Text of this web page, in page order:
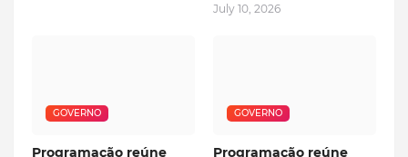
July 10, 2026
GOVERNO
Programação reúne
GOVERNO
Programação reúne